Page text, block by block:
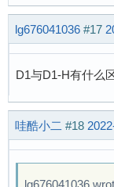
lg676041036 #17
D1与D1-H有什么
哇酷小二 #18